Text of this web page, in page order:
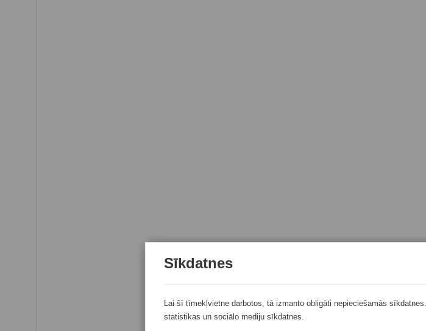
Sīkdatnes
Lai šī tīmekļvietne darbotos, tā izmanto obligāti nepieciešamās
statistikas un sociālo mediju sīkdatnes.